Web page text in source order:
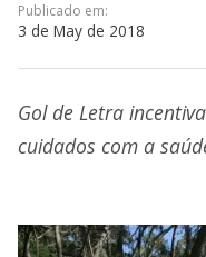
Publicado em:
3 de May de 2018
Gol de Letra
cuidados com a